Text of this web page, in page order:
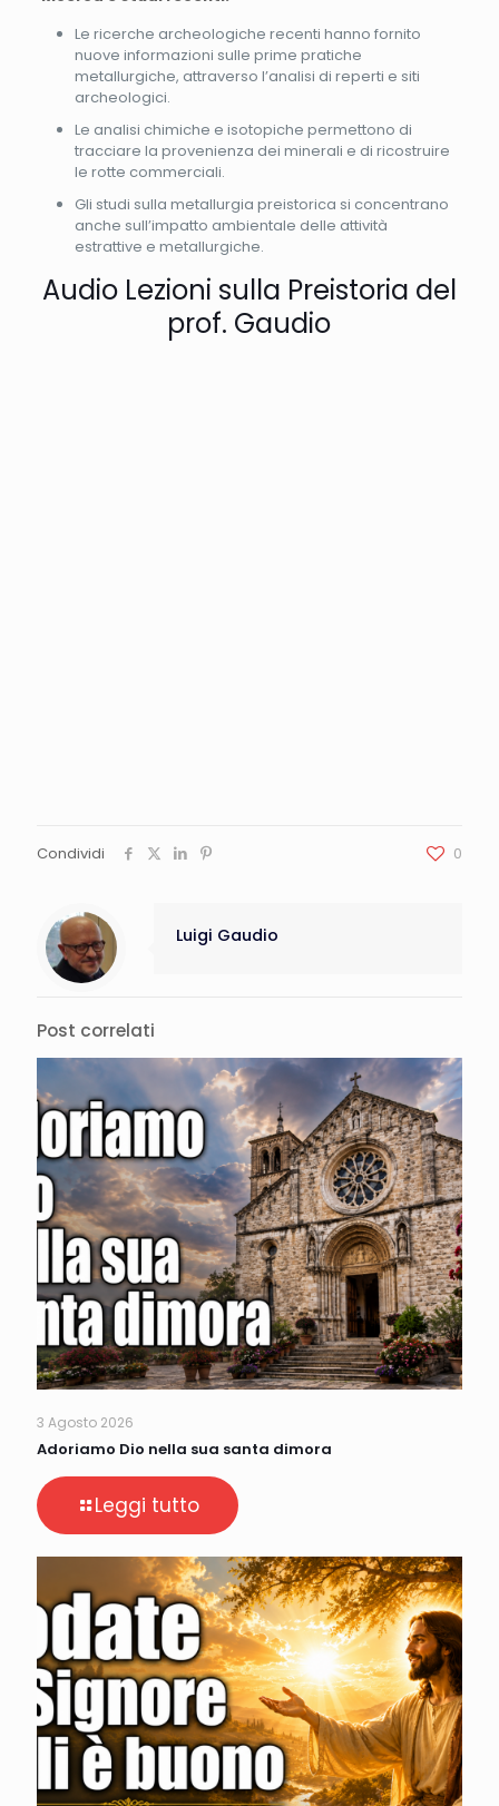
Le ricerche archeologiche recenti hanno fornito
nuove informazioni sulle prime pratiche
metallurgiche, attraverso l’analisi di reperti e siti
archeologici.
Le analisi chimiche e isotopiche permettono di
tracciare la provenienza dei minerali e di ricostruire
le rotte commerciali.
Gli studi sulla metallurgia preistorica si concentrano
anche sull’impatto ambientale delle attività
estrattive e metallurgiche.
Audio Lezioni sulla Preistoria del
prof. Gaudio
Condividi 0
Luigi Gaudio
Post correlati
3 Agosto 2026
Adoriamo Dio nella sua santa dimora
Leggi tutto